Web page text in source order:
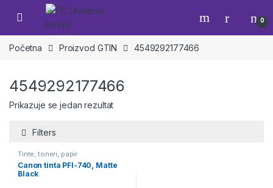
Skip to navigation
Skip to content
Open 0
Početna Proizvod GTIN 4549292177466
4549292177466
Prikazuje se jedan rezultat
Filters
Tinte, toneri, papir
Canon tinta PFI-740, Matte
Black